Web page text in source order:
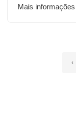
Mais informações
‹